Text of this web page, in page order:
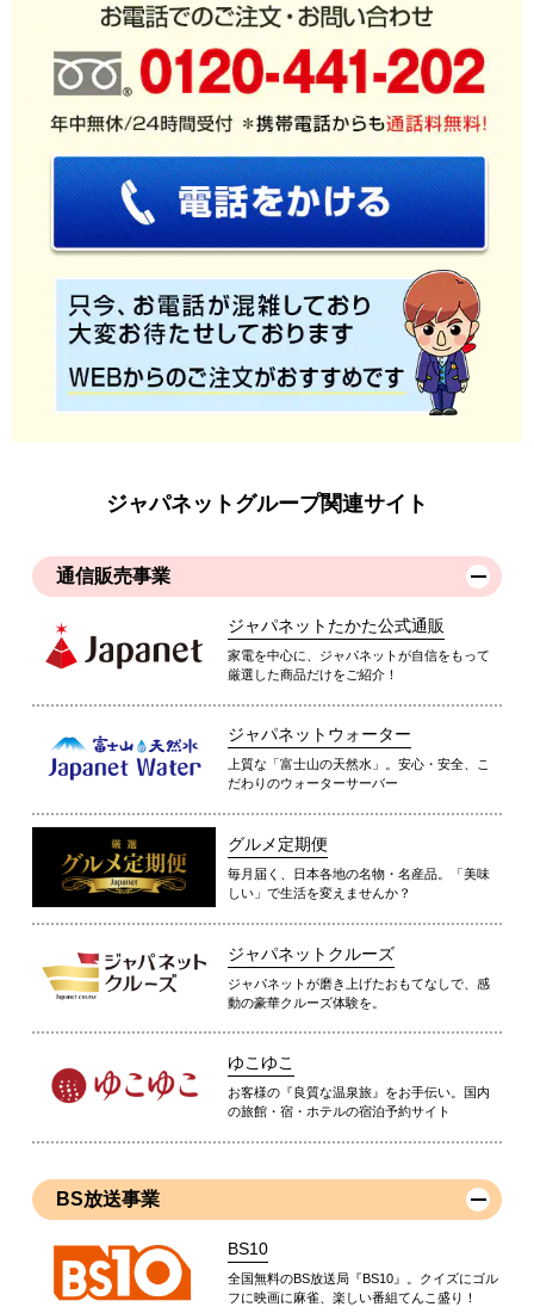
ジャパネットグループ関連サイト
通信販売事業
ジャパネットたかた公式通販
家電を中心に、ジャパネットが自信をもって
厳選した商品だけをご紹介！
ジャパネットウォーター
上質な「富士山の天然水」。安心・安全、こ
だわりのウォーターサーバー
グルメ定期便
毎月届く、日本各地の名物・名産品。「美味
しい」で生活を変えませんか？
ジャパネットクルーズ
ジャパネットが磨き上げたおもてなしで、感
動の豪華クルーズ体験を。
ゆこゆこ
お客様の『良質な温泉旅』をお手伝い。国内
の旅館・宿・ホテルの宿泊予約サイト
BS放送事業
BS10
全国無料のBS放送局『BS10』。クイズにゴル
フに映画に麻雀、楽しい番組てんこ盛り！